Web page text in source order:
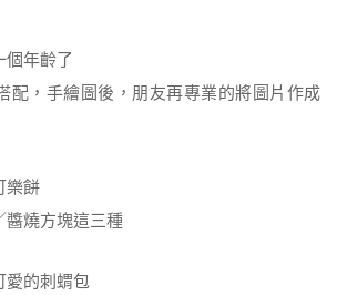
個年齡了
配，手繪圖後，朋友再專業的將圖片作成
樂餅
醬燒方塊這三種
愛的刺蝟包